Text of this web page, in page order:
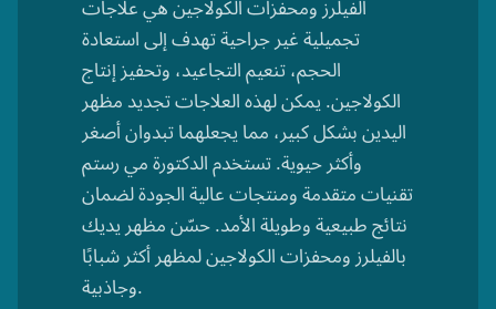
الفيلرز ومحفزات الكولاجين هي علاجات
تجميلية غير جراحية تهدف إلى استعادة
الحجم، تنعيم التجاعيد، وتحفيز إنتاج
الكولاجين. يمكن لهذه العلاجات تجديد مظهر
اليدين بشكل كبير، مما يجعلهما تبدوان أصغر
وأكثر حيوية. تستخدم الدكتورة مي رستم
تقنيات متقدمة ومنتجات عالية الجودة لضمان
نتائج طبيعية وطويلة الأمد. حسّن مظهر يديك
بالفيلرز ومحفزات الكولاجين لمظهر أكثر شبابًا
وجاذبية.